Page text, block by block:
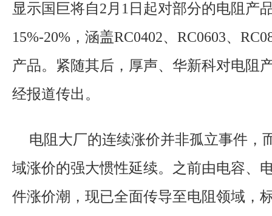
显示国巨将自2月1日起对部分的电阻产
15%-20%，涵盖RC0402、RC0603、
产品。紧随其后，厚声、华新科对电阻
经报道传出。
电阻大厂的连续涨价并非孤立事件，
域涨价的强大惯性延续。之前由电容、
件涨价潮，现已全面传导至电阻领域，